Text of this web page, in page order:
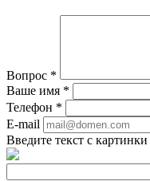
Вопрос *
Ваше имя *
Телефон *
E-mail
Введите текст с картинки